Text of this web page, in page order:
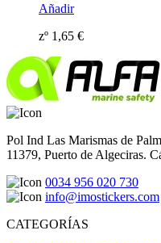
Añadir
zº 1,65 €
Pol Ind Las Marismas de
11379, Puerto de Algeciras.
0034 956 020 730
info@imostickers.com
CATEGORÍAS